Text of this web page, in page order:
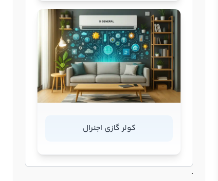
کولر گازی اجنرال
.